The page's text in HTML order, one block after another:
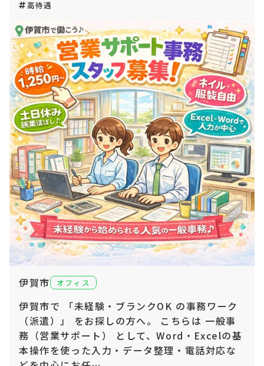
高待遇
伊賀市 オフィス
伊賀市で 「未経験・ブランクOK の事務ワーク
（派遣）」 をお探しの方へ。 こちらは 一般事
務（営業サポート） として、Word・Excelの基
本操作を使った入力・データ整理・電話対応な